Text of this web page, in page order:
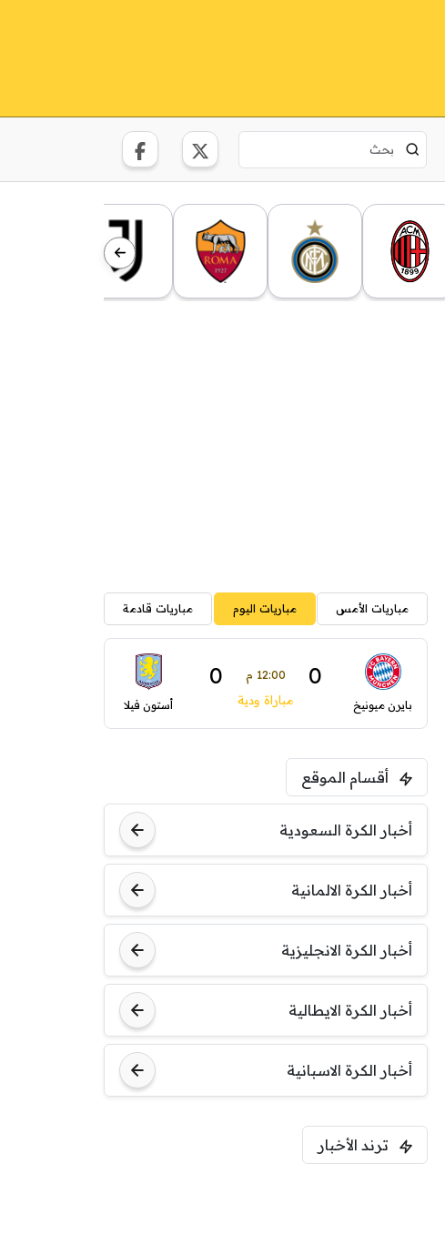
مباريات الأمس مباريات اليوم مباريات قادمة
بايرن ميونيخ
0 12:00 م 0
مباراة ودية أستون فيلا
أقسام الموقع
أخبار الكرة السعودية
أخبار الكرة الالمانية
أخبار الكرة الانجليزية
أخبار الكرة الايطالية
أخبار الكرة الاسبانية
ترند الأخبار